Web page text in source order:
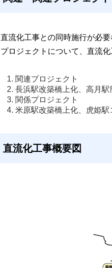
直流化工事との同時施行が必
プロジェクトについて、直流
関連プロジェクト
長浜駅改築橋上化、高月
関係プロジェクト
米原駅改築橋上化、虎姫
直流化工事概要図